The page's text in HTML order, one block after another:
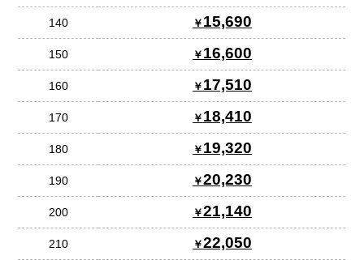
140 15,690
150 16,600
160 17,510
170 18,410
180 19,320
190 20,230
200 21,140
210 22,050